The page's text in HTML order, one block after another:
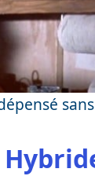
dépensé